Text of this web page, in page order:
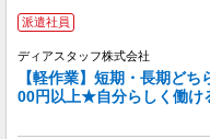
派遣社員
ディアスタッフ株式会社
【軽作業】短期・長期ど
00円以上★自分らしく働け